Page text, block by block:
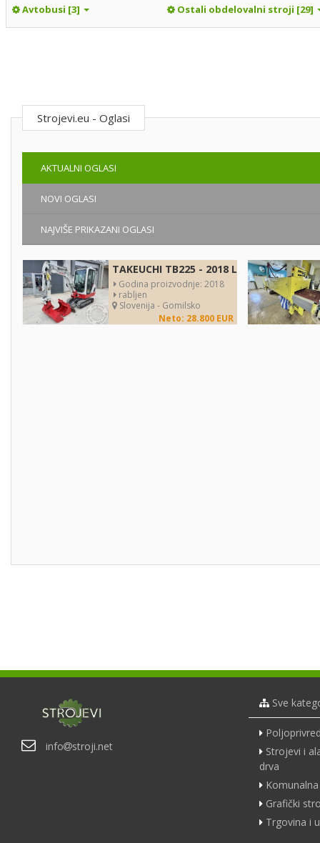
Avtobusi [3]
Ostali obdelovalni stroji [29]
Strojevi.eu - Oglasi
AKTUALNI OGLASI
NOVI OGLASI
NAJVIŠE PRIKAZANI OGLASI
TAKEUCHI TB225 - 2018 LETNIK - 2120
Godina proizvodnje: 2018
rabljen
Slovenija - Gomilsko
Neto: 28.800 EUR
info stroji.net
Sve
Strojevi i
drva
Grafički
Trgovina i